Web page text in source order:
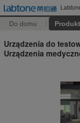
Do domu
Urządzenia do
Urządzenia